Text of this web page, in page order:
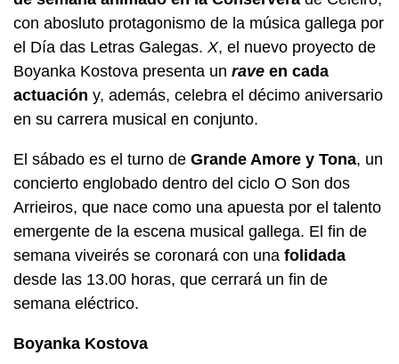
con abosluto protagonismo de la música gallega por
el Día das Letras Galegas. X, el nuevo proyecto de
Boyanka Kostova presenta un rave en cada
actuación y, además, celebra el décimo aniversario
en su carrera musical en conjunto.
El sábado es el turno de Grande Amore y Tona, un
concierto englobado dentro del ciclo O Son dos
Arrieiros, que nace como una apuesta por el talento
emergente de la escena musical gallega. El fin de
semana viveirés se coronará con una folidada
desde las 13.00 horas, que cerrará un fin de
semana eléctrico.
Boyanka Kostova